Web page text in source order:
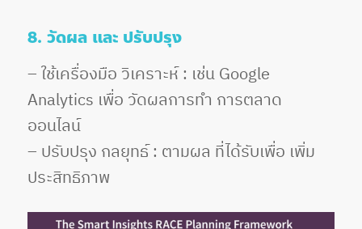
8. วัดผล และ ปรับปรุง
– ใช้เครื่องมือ วิเคราะห์ : เช่น Google
Analytics เพื่อ วัดผลการทำ การตลาด
ออนไลน์
– ปรับปรุง กลยุทธ์ : ตามผล ที่ได้รับเพื่อ เพิ่ม
ประสิทธิภาพ